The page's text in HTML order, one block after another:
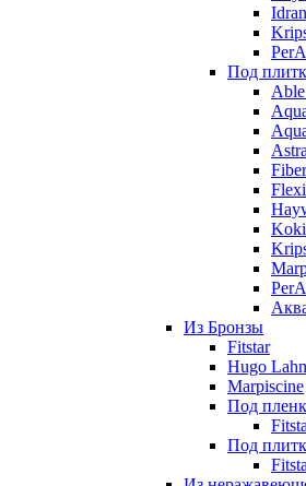
Под
Из Бронзы
Fitstar
Hugo
Marpiscine
Под
Под